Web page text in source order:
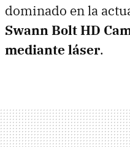
dominado en la
Swann Bolt HD
mediante láser.